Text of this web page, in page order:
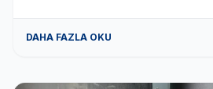
DAHA FAZLA OKU